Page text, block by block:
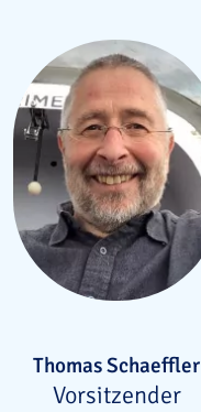
Thomas Schaeffler
Vorsitzender